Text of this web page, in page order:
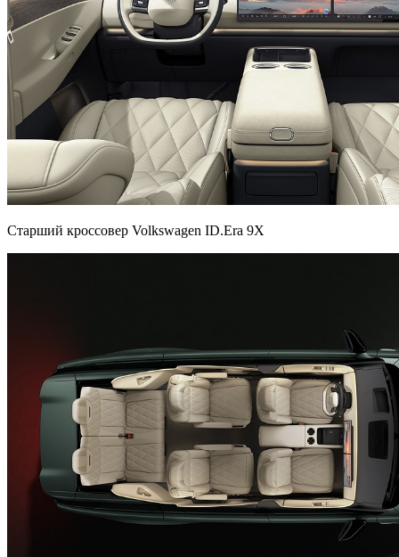
Старший кроссовер Volkswagen ID.Era 9X